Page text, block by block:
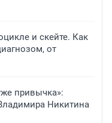
и скейте. Как
от
привычка»:
Никитина